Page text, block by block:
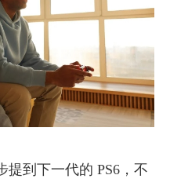
提到下一代的 PS6，不